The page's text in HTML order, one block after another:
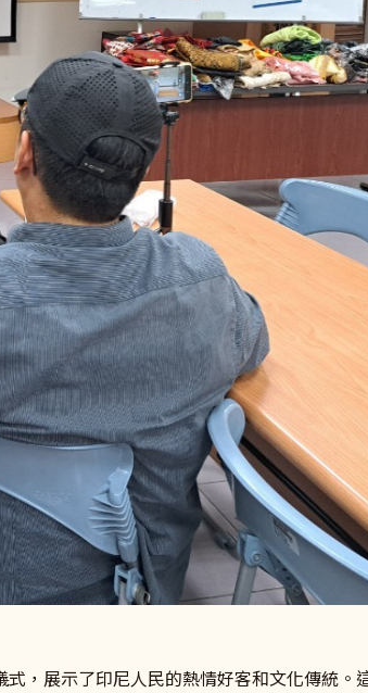
，展示了印尼人民的熱情好客和文化傳統。